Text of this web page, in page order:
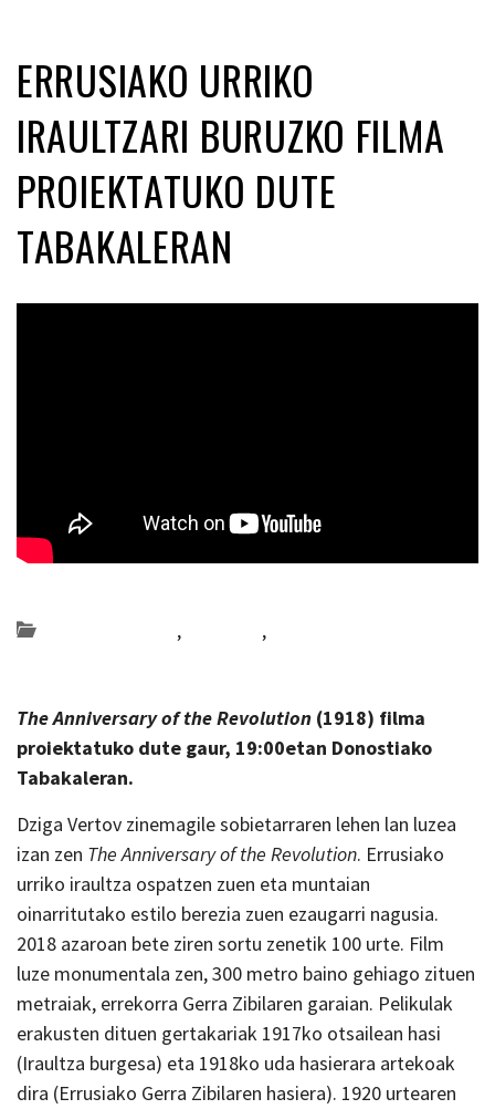
ERRUSIAKO URRIKO
IRAULTZARI BURUZKO FILMA
PROIEKTATUKO DUTE
TABAKALERAN
, ,
The Anniversary of the Revolution (1918) filma
proiektatuko dute gaur, 19:00etan Donostiako
Tabakaleran.
Dziga Vertov zinemagile sobietarraren lehen lan luzea
izan zen The Anniversary of the Revolution. Errusiako
urriko iraultza ospatzen zuen eta muntaian
oinarritutako estilo berezia zuen ezaugarri nagusia.
2018 azaroan bete ziren sortu zenetik 100 urte. Film
luze monumentala zen, 300 metro baino gehiago zituen
metraiak, errekorra Gerra Zibilaren garaian. Pelikulak
erakusten dituen gertakariak 1917ko otsailean hasi
(Iraultza burgesa) eta 1918ko uda hasierara artekoak
dira (Errusiako Gerra Zibilaren hasiera). 1920 urtearen